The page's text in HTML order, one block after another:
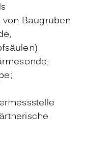
Baugruben